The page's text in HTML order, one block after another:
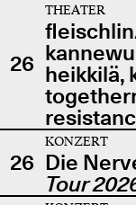
26
THEATER
heikkilä,
26
KONZERT
Die
Tour